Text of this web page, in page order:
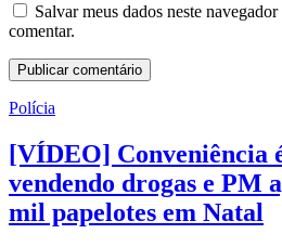
Salvar meus dados neste
comentar.
Polícia
[VÍDEO] Conveniência
vendendo drogas e PM
mil papelotes em Natal